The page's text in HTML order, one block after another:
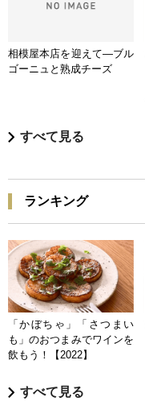
相模屋本店を迎えて―ブル
ゴーニュと熟成チーズ
すべて見る
ランキング
「かぼちゃ」「さつまい
も」のおつまみでワインを
飲もう！【2022】
すべて見る